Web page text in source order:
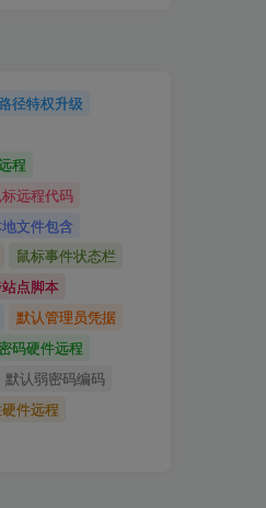
Safari/537.36",
message\\n
径特权升级
程
远程代码
文件包含
鼠标事件状态栏
点脚本
默认管理员凭据
码硬件远程
默认弱密码编码
件远程